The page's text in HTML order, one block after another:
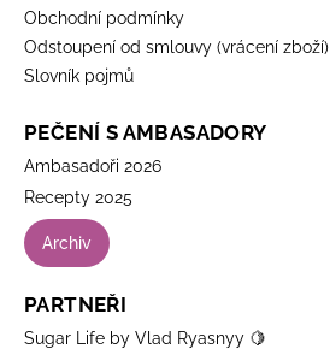
Obchodní podmínky
Odstoupení od smlouvy (vrácení zboží)
Slovník pojmů
PEČENÍ S AMBASADORY
Ambasadoři 2026
Recepty 2025
Archiv
PARTNEŘI
Sugar Life by Vlad Ryasnyy 🍋